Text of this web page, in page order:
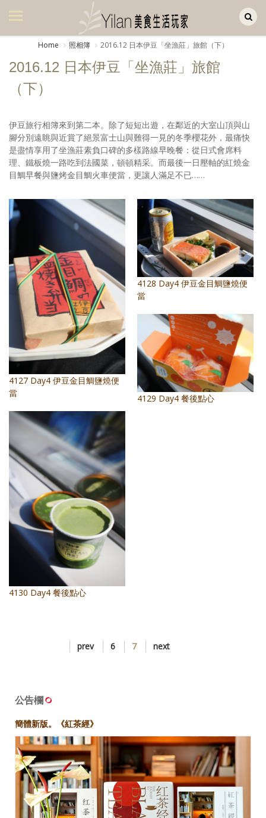
美食集
美飲集
廚房集
旅遊美食集
生活風
書房集
日記簿
享樂隨手拍
照相簿
影音區
創意出版服務
歷史區
關於Yilan
活動實況記錄
媒體報導一覽
合作與代言
訂閱電子報
Home 照相簿 2016.12 日本伊豆「坐漁莊」旅館（下）
2016.12 日本伊豆「坐漁莊」旅館
（下）
伊豆旅行相簿來到第二本。除了短短出遊，在鄰近的大室山頂與山
腳分別遠眺與近賞了絕景富士山與難得一見的冬季櫻花外，最痛快
是盡情享用了坐漁莊素負口碑的多樣路線早晚餐：從日式會席料
理、鐵板燒一路吃到法國菜，頓頓精采。而最後一日壓軸的紅燒金
目鯛早餐與鹽烤金目鯛火車便當，更讓人滿足不已……
4127 Day4 伊豆金目鯛鹽燒便
當
4128 Day4 伊豆金目鯛鹽燒便
當
4129 Day4 餐後點心
4130 Day4 餐後點心
prev 6 7 next
公告欄
簡體新版。《紅茶經》